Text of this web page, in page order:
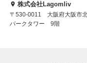
株式会社Lagomliv
〒530-0011 大阪府大阪市
パークタワー 9階